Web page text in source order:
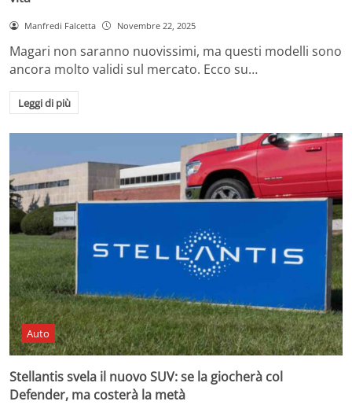
Manfredi Falcetta Novembre 22, 2025
Magari non saranno nuovissimi, ma questi modelli sono
ancora molto validi sul mercato. Ecco su…
Leggi di più
Auto
Stellantis svela il nuovo SUV: se la giocherà col
Defender, ma costerà la metà